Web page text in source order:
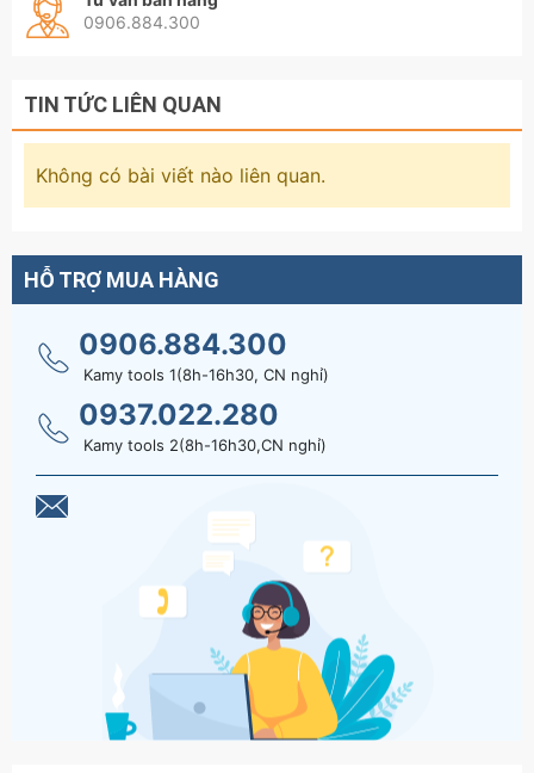
lọc nhớt ô tô, xe tải, hoặc thi công đường ống
Rất thích hợp cho thợ sửa chữa ô tô, thợ bảo trì
cơ khí, thi công điện nước công nghiệp và dân
chi tiết sản phẩm cờ lê xích 12 inch Wetools WT-
30212A thép chrome mở được ống 110mm
0906.884.300
TIN TỨC LIÊN QUAN
Không có bài viết nào liên quan.
HỖ TRỢ MUA HÀNG
0906.884.300
Kamy tools 1(8h-16h30, CN nghỉ)
0937.022.280
Kamy tools 2(8h-16h30,CN nghỉ)